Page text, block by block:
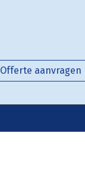
Offerte aanvragen